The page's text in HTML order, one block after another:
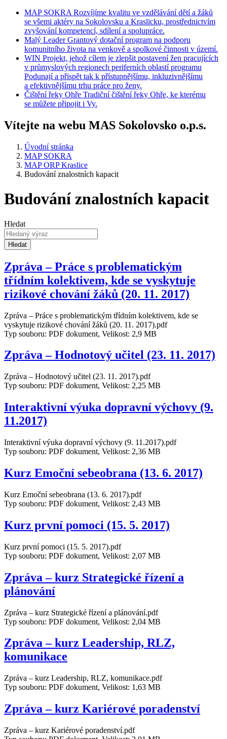
MAPSOKRA Rozvíjíme kvalitu ve vzdělávání dětí a žáků
se všemi aktéry na Sokolovsku a Kraslicku, prostřednictvím
zvyšování kompetencí, sdílení a spolupráce.
Malý Leader Grantový dotační program na podporu
komunitního života na venkově a spolkové činnosti v území.
WIN Projekt, jehož cílem je zlepšit postavení žen pracujících
v průmyslových regionech periferních oblastí programu
Podunají a přispět tak k přístupnějšímu, inkluzivnějšímu
a efektivnějšímu trhu práce pro ženy.
Čištěnířeky Ohře Tradiční čištění řeky Ohře, ke kterému
se můžete připojit i Vy.
Vítejte na webu MAS Sokolovsko o.p.s.
Úvodní stránka
MAP SOKRA
MAP ORP Kraslice
Budování znalostních kapacit
Budování znalostních kapacit
Hledat
Hledat
Zpráva – Práce s problematickým
třídním kolektivem, kde se vyskytuje
rizikové chování žáků (20. 11. 2017)
Zpráva – Práce s problematickým třídním kolektivem, kde se
vyskytuje rizikové chování žáků (20. 11. 2017).pdf
Typ souboru: PDF dokument, Velikost: 2,9 MB
Zpráva – Hodnotový učitel (23. 11. 2017)
Zpráva – Hodnotový učitel (23. 11. 2017).pdf
Typ souboru: PDF dokument, Velikost: 2,25 MB
Interaktivní výuka dopravní výchovy (9.
11.2017)
Interaktivní výuka dopravní výchovy (9. 11.2017).pdf
Typ souboru: PDF dokument, Velikost: 2,36 MB
Kurz Emoční sebeobrana (13. 6. 2017)
Kurz Emoční sebeobrana (13. 6. 2017).pdf
Typ souboru: PDF dokument, Velikost: 2,43 MB
Kurz první pomoci (15. 5. 2017)
Kurz první pomoci (15. 5. 2017).pdf
Typ souboru: PDF dokument, Velikost: 2,07 MB
Zpráva – kurz Strategické řízení a
plánování
Zpráva – kurz Strategické řízení a plánování.pdf
Typ souboru: PDF dokument, Velikost: 2,04 MB
Zpráva – kurz Leadership, RLZ,
komunikace
Zpráva – kurz Leadership, RLZ, komunikace.pdf
Typ souboru: PDF dokument, Velikost: 1,63 MB
Zpráva – kurz Kariérové poradenství
Zpráva – kurz Kariérové poradenství.pdf